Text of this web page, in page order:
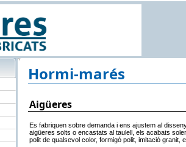
Hormi-marés
Aigüeres
Es fabriquen sobre demanda i ens ajustem al
aigüeres solts o encastats al taulell, els acabats
polit de qualsevol color, formigó polit, imitació granit,